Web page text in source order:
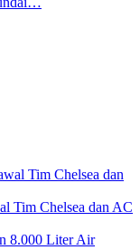
Tim Chelsea dan AC